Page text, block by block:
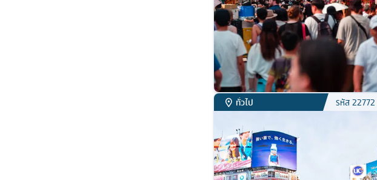
ทั่วไป รหัส22772